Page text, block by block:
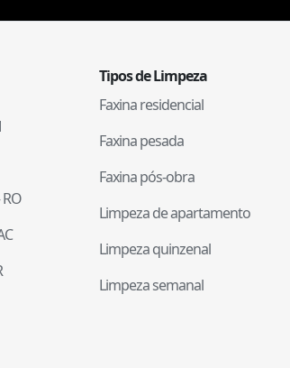
RO
Tipos de Limpeza
Faxina residencial
Faxina pesada
Faxina pós-obra
Limpeza de apartamento
Limpeza quinzenal
Limpeza semanal